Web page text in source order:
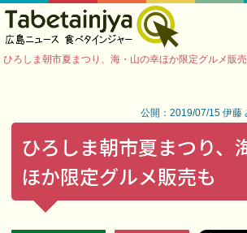
ひろしま朝市夏まつり、海・山の幸ほか限定グルメ販
公開：2019/07/15 伊藤
ひろしま朝市夏まつり、
ほか限定グルメ販売も